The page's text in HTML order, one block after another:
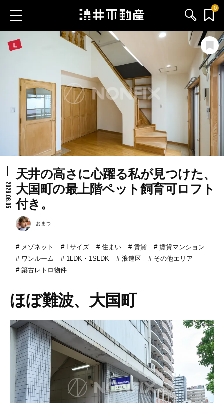
0
お気に入り物件 お問い合わせ
ブログ
渋井不動産のメンバー
会社情報
2026.06.05
天井の高さに心躍る私が見つけた、
大国町の最上階ペット飼育可ロフト
付き。
おまつ
メゾネット Lサイズ 住まい 賃貸
賃貸マンション
ワンルーム
1LDK・1SLDK 浪速区
その他エリア
築古レトロ物件
ほぼ難波、大国町